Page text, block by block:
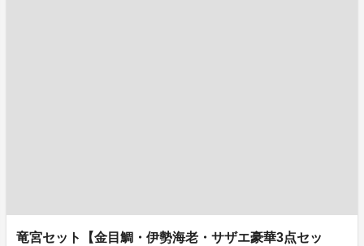
竜宮セット【金目鯛・伊勢海老・サザエ豪華3点セッ